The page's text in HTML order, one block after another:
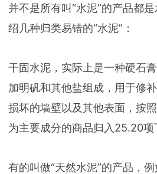
并不是所有叫“水泥”的产品都
绍几种归类易错的“水泥”：
干固水泥，实际上是一种硬石
加明矾和其他盐组成，用于修
损坏的墙壁以及其他表面，按
为主要成分的商品归入25.20项
有的叫做“天然水泥”的产品，